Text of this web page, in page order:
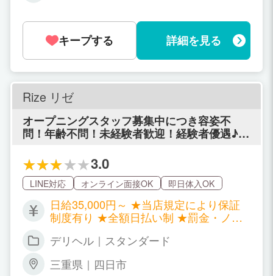
スタイルや、目標に合わせて無理なく出
勤をすることをお勧めします。 【勤務時
間】 貴女の空いた時間で＋αの収入を実
現させます! ! 体験入店大歓迎！
キープする 詳細を見る
Rize リゼ
オープニングスタッフ募集中につき容姿不
問！年齢不問！未経験者歓迎！経験者優遇♪
ちを重視しておりますので是非一度ご相談く
ださい
3.0
LINE対応 オンライン面接OK 即日体入OK
日給35,000円～ ★当店規定により保証
制度有り ★全額日払い制 ★罰金・ノル
デリヘル｜スタンダード
三重県｜四日市